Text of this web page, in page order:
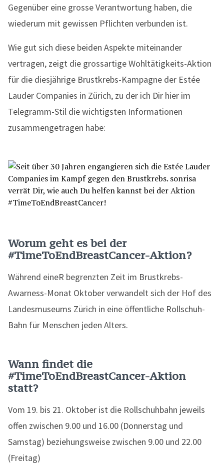
Gegenüber eine grosse Verantwortung haben, die
wiederum mit gewissen Pflichten verbunden ist.
Wie gut sich diese beiden Aspekte miteinander
vertragen, zeigt die grossartige Wohltätigkeits-Aktion
für die diesjährige Brustkrebs-Kampagne der Estée
Lauder Companies in Zürich, zu der ich Dir hier im
Telegramm-Stil die wichtigsten Informationen
zusammengetragen habe:
Worum geht es bei der
#TimeToEndBreastCancer-Aktion?
Während eineR begrenzten Zeit im Brustkrebs-
Awarness-Monat Oktober verwandelt sich der Hof des
Landesmuseums Zürich in eine öffentliche Rollschuh-
Bahn für Menschen jeden Alters.
Wann findet die
#TimeToEndBreastCancer-Aktion
statt?
Vom 19. bis 21. Oktober ist die Rollschuhbahn jeweils
offen zwischen 9.00 und 16.00 (Donnerstag und
Samstag) beziehungsweise zwischen 9.00 und 22.00
(Freitag)